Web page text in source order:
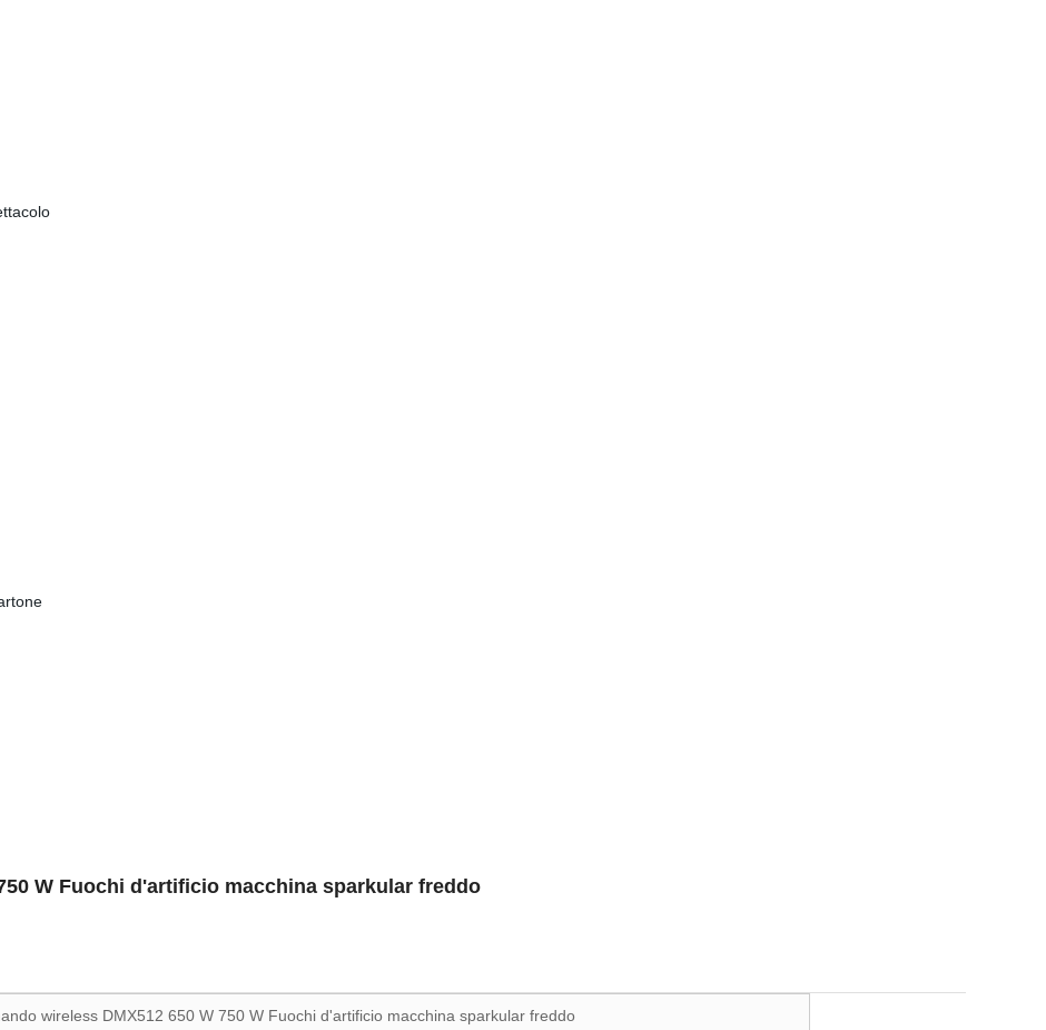
W Fuochi d'artificio macchina sparkular freddo
wireless DMX512 650 W 750 W Fuochi d'artificio macchina sparkular freddo